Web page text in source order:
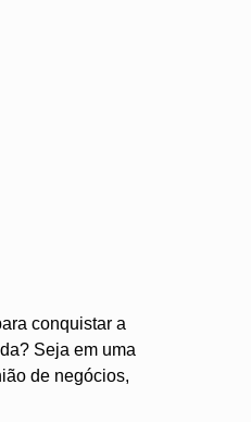
conquistar a
Seja em uma
de negócios,